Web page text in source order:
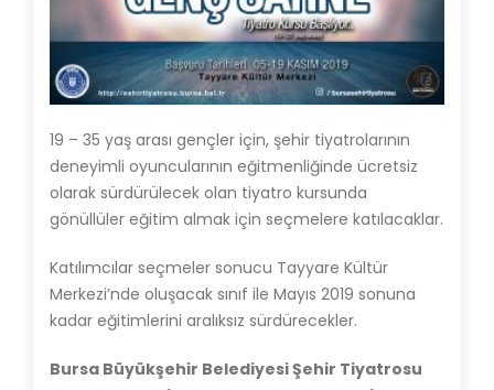
19 – 35 yaş arası gençler için, şehir tiyatrolarının
deneyimli oyuncularının eğitmenliğinde ücretsiz
olarak sürdürülecek olan tiyatro kursunda
gönüllüler eğitim almak için seçmelere katılacaklar.
Katılımcılar seçmeler sonucu Tayyare Kültür
Merkezi’nde oluşacak sınıf ile Mayıs 2019 sonuna
kadar eğitimlerini aralıksız sürdürecekler.
Bursa Büyükşehir Belediyesi Şehir Tiyatrosu